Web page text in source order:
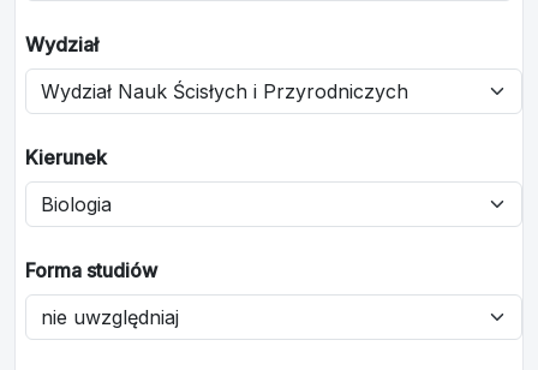
Wydział
Kierunek
Forma studiów